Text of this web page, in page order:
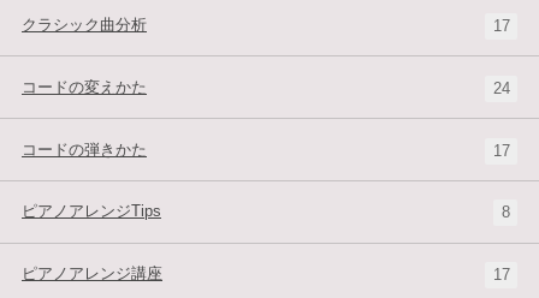
クラシック曲分析 17
コードの変えかた 24
コードの弾きかた 17
ピアノアレンジTips 8
ピアノアレンジ講座 17